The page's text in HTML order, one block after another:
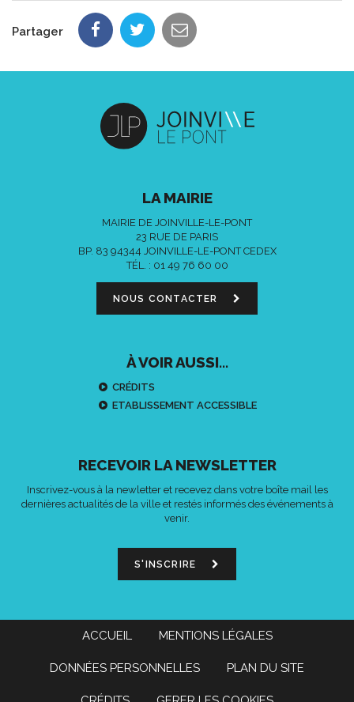
Partager
LA MAIRIE
MAIRIE DE JOINVILLE-LE-PONT
23 RUE DE PARIS
BP. 83 94344 JOINVILLE-LE-PONT CEDEX
TÉL. : 01 49 76 60 00
NOUS CONTACTER
À VOIR AUSSI...
CRÉDITS
ETABLISSEMENT ACCESSIBLE
RECEVOIR LA NEWSLETTER
Inscrivez-vous à la newletter et recevez dans votre boîte mail les
dernières actualités de la ville et restés informés des événements à
venir.
S'INSCRIRE
ACCUEIL MENTIONS LÉGALES
DONNÉES PERSONNELLES PLAN DU SITE